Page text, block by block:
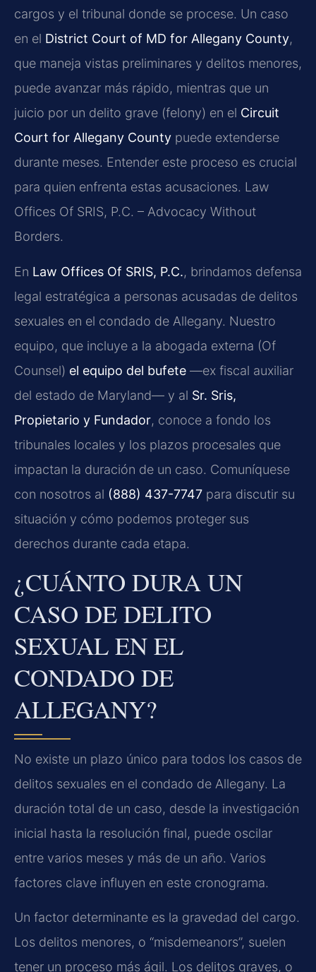
cargos y el tribunal donde se procese. Un caso
en el District Court of MD for Allegany County,
que maneja vistas preliminares y delitos menores,
puede avanzar más rápido, mientras que un
juicio por un delito grave (felony) en el Circuit
Court for Allegany County puede extenderse
durante meses. Entender este proceso es crucial
para quien enfrenta estas acusaciones. Law
Offices Of SRIS, P.C. – Advocacy Without
Borders.
En Law Offices Of SRIS, P.C., brindamos defensa
legal estratégica a personas acusadas de delitos
sexuales en el condado de Allegany. Nuestro
equipo, que incluye a la abogada externa (Of
Counsel) el equipo del bufete —ex fiscal auxiliar
del estado de Maryland— y al Sr. Sris,
Propietario y Fundador, conoce a fondo los
tribunales locales y los plazos procesales que
impactan la duración de un caso. Comuníquese
con nosotros al (888) 437-7747 para discutir su
situación y cómo podemos proteger sus
derechos durante cada etapa.
¿CUÁNTO DURA UN
CASO DE DELITO
SEXUAL EN EL
CONDADO DE
ALLEGANY?
No existe un plazo único para todos los casos de
delitos sexuales en el condado de Allegany. La
duración total de un caso, desde la investigación
inicial hasta la resolución final, puede oscilar
entre varios meses y más de un año. Varios
factores clave influyen en este cronograma.
Un factor determinante es la gravedad del cargo.
Los delitos menores, o “misdemeanors”, suelen
tener un proceso más ágil. Los delitos graves, o